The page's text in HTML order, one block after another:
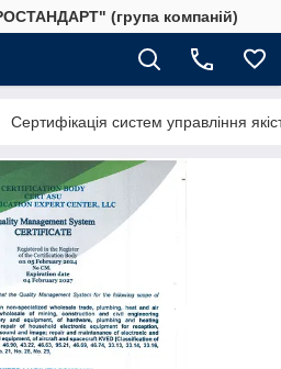
(група компаній)
Сертифікація систем управління